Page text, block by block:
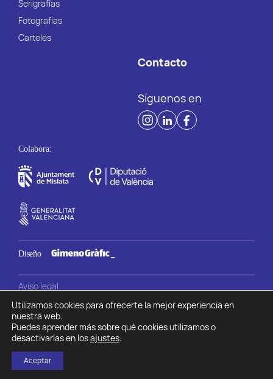
Serigrafías
Fotografías
Carteles
Contacto
Síguenos en
Aviso legal
Política de privacidad
Política de cookies
Copyright © 2023. Fundació Miquel Navarro de la Comunitat
Valenciana. Todos los derechos reservados.
Utilizamos cookies para ofrecerte la mejor experiencia en
nuestra web.
Puedes aprender más sobre qué cookies utilizamos o
desactivarlas en losajustes.
Aceptar